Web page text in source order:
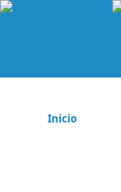
Inicio